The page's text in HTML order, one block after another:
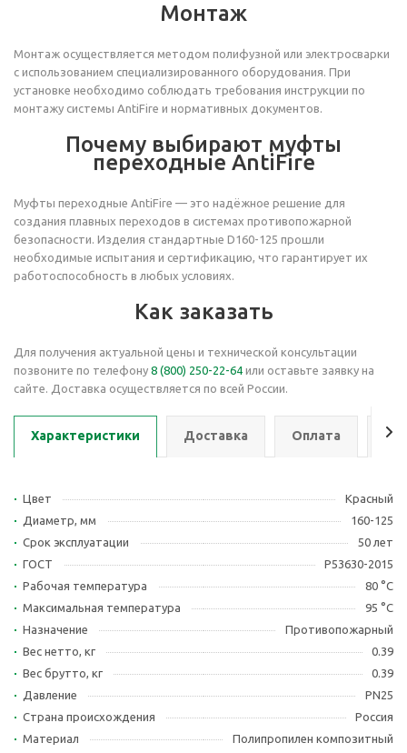
Монтаж
Монтаж осуществляется методом полифузной или электросварки
с использованием специализированного оборудования. При
установке необходимо соблюдать требования инструкции по
монтажу системы AntiFire и нормативных документов.
Почему выбирают муфты
переходные AntiFire
Муфты переходные AntiFire — это надёжное решение для
создания плавных переходов в системах противопожарной
безопасности. Изделия стандартные D160-125 прошли
необходимые испытания и сертификацию, что гарантирует их
работоспособность в любых условиях.
Как заказать
Для получения актуальной цены и технической консультации
позвоните по телефону 8 (800) 250-22-64 или оставьте заявку на
сайте. Доставка осуществляется по всей России.
Характеристики Доставка Оплата
Цвет
Красный
Диаметр, мм
160-125
Срок эксплуатации
50 лет
ГОСТ
Р53630-2015
Рабочая температура
80 °С
Максимальная температура
95 °С
Назначение
Противопожарный
Вес нетто, кг
0.39
Вес брутто, кг
0.39
Давление
PN25
Страна происхождения
Россия
Материал
Полипропилен композитный